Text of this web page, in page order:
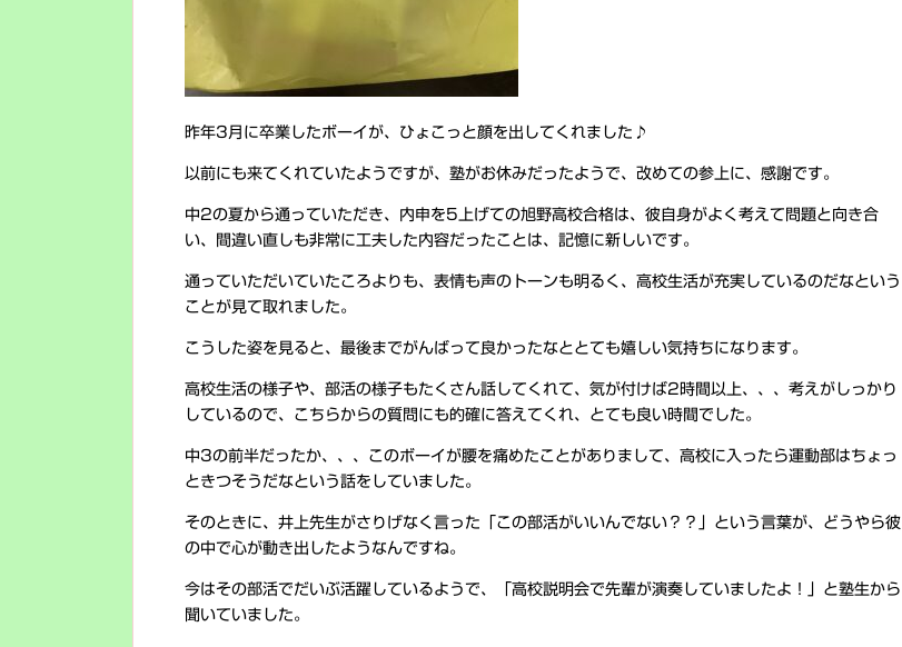
昨年3月に卒業したボーイが、ひょこっと顔を出してくれました♪
以前にも来てくれていたようですが、塾がお休みだったようで、改めての参上に、感謝です。
中2の夏から通っていただき、内申を5上げての旭野高校合格は、彼自身がよく考えて問題と向き合
い、間違い直しも非常に工夫した内容だったことは、記憶に新しいです。
通っていただいていたころよりも、表情も声のトーンも明るく、高校生活が充実しているのだなという
ことが見て取れました。
こうした姿を見ると、最後までがんばって良かったなととても嬉しい気持ちになります。
高校生活の様子や、部活の様子もたくさん話してくれて、気が付けば2時間以上、、、考えがしっかり
しているので、こちらからの質問にも的確に答えてくれ、とても良い時間でした。
中3の前半だったか、、、このボーイが腰を痛めたことがありまして、高校に入ったら運動部はちょっ
ときつそうだなという話をしていました。
そのときに、井上先生がさりげなく言った「この部活がいいんでない？？」という言葉が、どうやら彼
の中で心が動き出したようなんですね。
今はその部活でだいぶ活躍しているようで、「高校説明会で先輩が演奏していましたよ！」と塾生から
聞いていました。